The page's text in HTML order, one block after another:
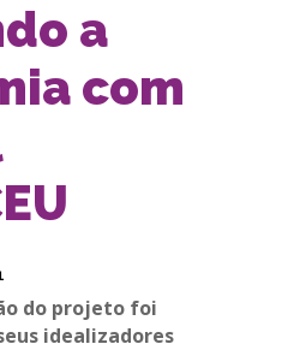
a
com
do projeto foi
idealizadores